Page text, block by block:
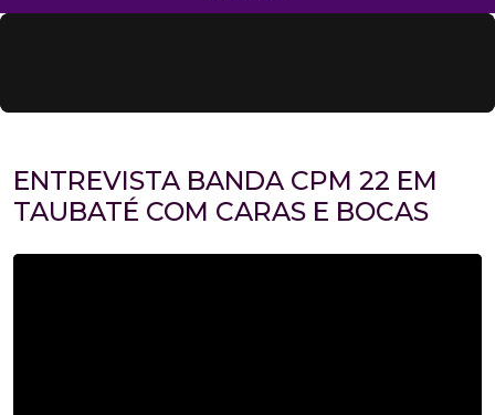
ENTREVISTA BANDA CPM 22 EM
TAUBATÉ COM CARAS E BOCAS